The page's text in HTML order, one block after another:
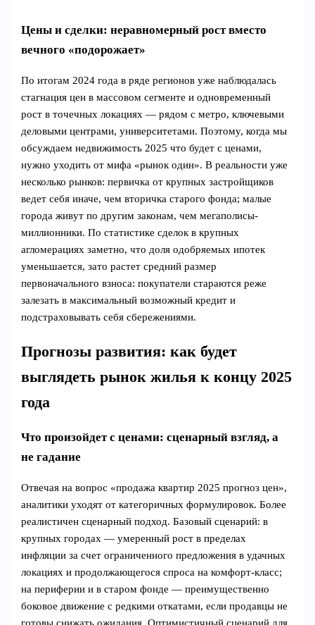
Цены и сделки: неравномерный рост вместо
вечного «подорожает»
По итогам 2024 года в ряде регионов уже наблюдалась
стагнация цен в массовом сегменте и одновременный
рост в точечных локациях — рядом с метро, ключевыми
деловыми центрами, университетами. Поэтому, когда мы
обсуждаем недвижимость 2025 что будет с ценами,
нужно уходить от мифа «рынок один». В реальности уже
несколько рынков: первичка от крупных застройщиков
ведет себя иначе, чем вторичка старого фонда; малые
города живут по другим законам, чем мегаполисы-
миллионники. По статистике сделок в крупных
агломерациях заметно, что доля одобряемых ипотек
уменьшается, зато растет средний размер
первоначального взноса: покупатели стараются реже
залезать в максимальный возможный кредит и
подстраховывать себя сбережениями.
Прогнозы развития: как будет
выглядеть рынок жилья к концу 2025
года
Что произойдет с ценами: сценарный взгляд, а
не гадание
Отвечая на вопрос «продажа квартир 2025 прогноз цен»,
аналитики уходят от категоричных формулировок. Более
реалистичен сценарный подход. Базовый сценарий: в
крупных городах — умеренный рост в пределах
инфляции за счет ограниченного предложения в удачных
локациях и продолжающегося спроса на комфорт-класс;
на периферии и в старом фонде — преимущественно
боковое движение с редкими откатами, если продавцы не
готовы снижать ожидания. Оптимистичный сценарий для